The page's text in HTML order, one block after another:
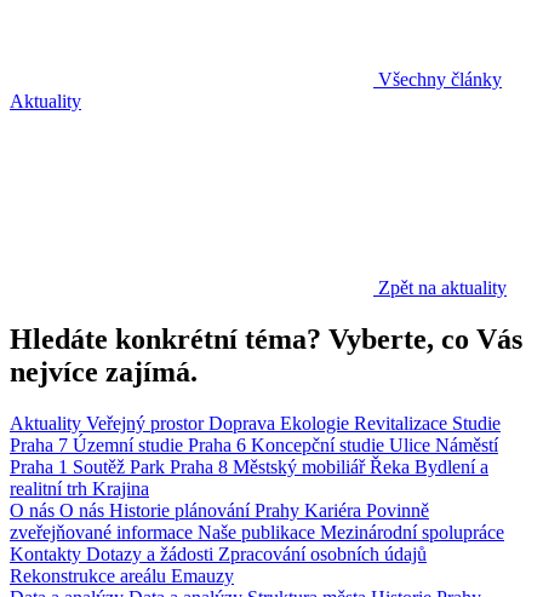
Všechny články
Aktuality
Zpět na aktuality
Hledáte konkrétní téma? Vyberte, co Vás
nejvíce zajímá.
Aktuality Veřejný prostorDoprava Ekologie Revitalizace Studie
Praha 7 Územní studie Praha 6 Koncepční studie Ulice Náměstí
Praha 1 Soutěž Park Praha 8 Městský mobiliářŘeka Bydlení a
realitní trh Krajina
O nás O nás Historie plánování Prahy Kariéra Povinně
zveřejňované informace Naše publikace Mezinárodní spolupráce
Kontakty Dotazy a žádosti Zpracování osobních údajů
Rekonstrukce areálu Emauzy